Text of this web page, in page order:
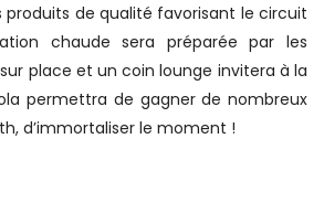
produits de qualité favorisant le circuit
chaude sera préparée par les
place et un coin lounge invitera à la
permettra de gagner de nombreux
d’immortaliser le moment !